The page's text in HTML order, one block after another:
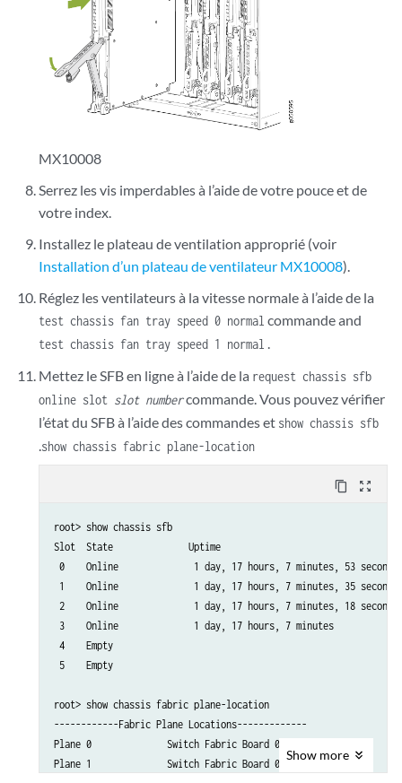
MX10008
Serrez les vis imperdables à l’aide de votre pouce et de
votre index.
Installez le plateau de ventilation approprié (voir
Installation d’un plateau de ventilateur MX10008).
Réglez les ventilateurs à la vitesse normale à l’aide de la
test chassis fan tray speed 0 normal commande and
test chassis fan tray speed 1 normal .
Mettez le SFB en ligne à l’aide de la request chassis sfb
online slot slot numbercommande. Vous pouvez vérifier
l’état du SFB à l’aide des commandes et show chassis sfb
.show chassis fabric plane-location
content_copy zoom_out_map
root> show chassis sfb
Slot  State              Uptime
0    Online              1 day, 17 hours, 7 minutes, 53 seconds
1    Online              1 day, 17 hours, 7 minutes, 35 seconds
2    Online              1 day, 17 hours, 7 minutes, 18 seconds
3    Online              1 day, 17 hours, 7 minutes
4    Empty
5    Empty
root> show chassis fabric plane-location
------------Fabric Plane Locations-------------
Plane 0              Switch Fabric Board 0
Plane 1              Switch Fabric Board 0
Show more